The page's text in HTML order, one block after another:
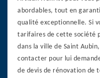
abordables, tout en
qualité exceptionnelle. Si
tarifaires de cette société
dans la ville de Saint
contacter pour lui
de devis de rénovation de